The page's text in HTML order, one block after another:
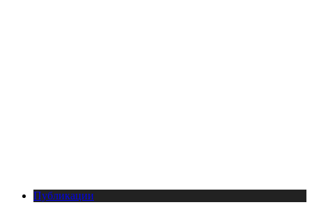
Публикации